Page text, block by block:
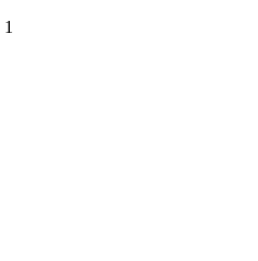
1